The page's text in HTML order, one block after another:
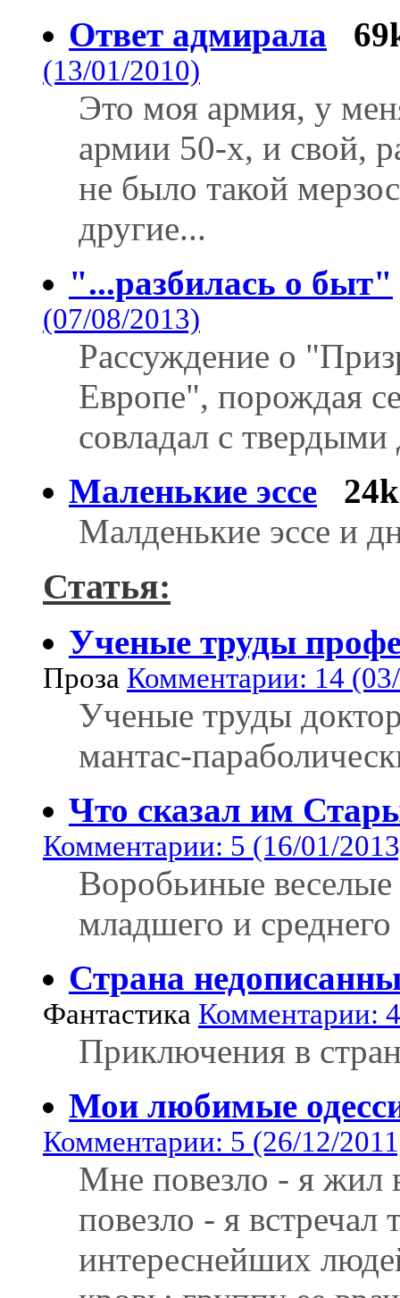
Ответ адмирала
(13/01/2010)
Это моя армия, у
армии 50-х, и свой,
не было такой
другие...
"...разбилась о быт"
(07/08/2013)
Рассуждение о
Европе", порождая
совладал с
Маленькие эссе
24k
Малденькие эссе и
Статья:
Ученые труды
Проза Комментарии: 14
Ученые труды
мантас-
Что сказал им
Комментарии: 5 (16/01/
Воробьиные веселые
младшего и
Страна
Фантастика Комментарии:
Приключения в
Мои любимые
Комментарии: 5 (26/12/
Мне повезло - я жил
повезло - я встречал
интереснейших